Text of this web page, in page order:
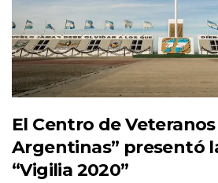
El Centro de
Argentinas” presentó
“Vigilia 2020”